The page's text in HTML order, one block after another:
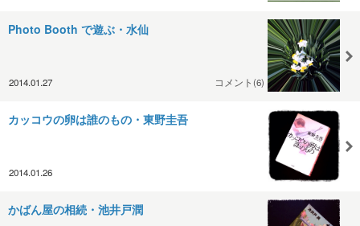
Photo Booth で遊ぶ・水仙
2014.01.27 コメント(6)
カッコウの卵は誰のもの・東野圭吾
2014.01.26
かばん屋の相続・池井戸潤